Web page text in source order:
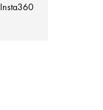
Insta360